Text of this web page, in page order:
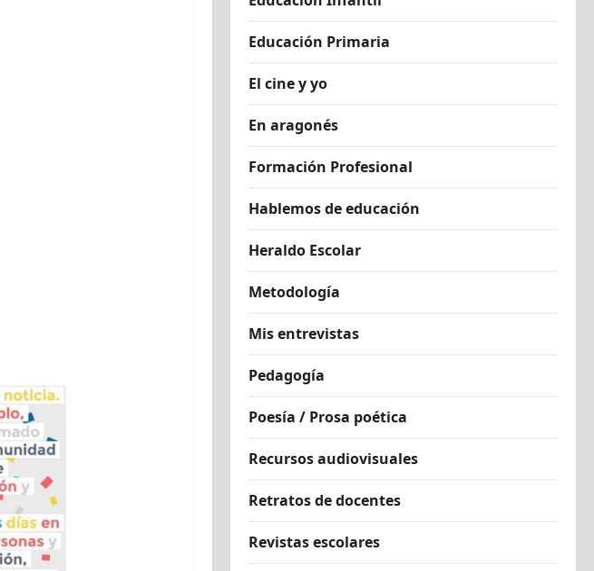
Educación Primaria
El cine y yo
En aragonés
Formación Profesional
Hablemos de educación
Heraldo Escolar
Metodología
Mis entrevistas
Pedagogía
Poesía / Prosa poética
Recursos audiovisuales
Retratos de docentes
Revistas escolares